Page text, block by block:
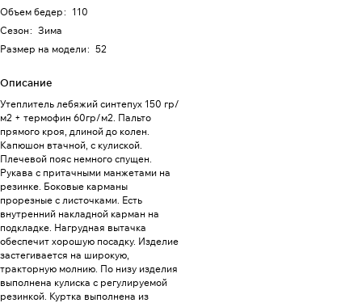
Объем бедер: 110
Сезон: Зима
Размер на модели: 52
Описание
Утеплитель лебяжий синтепух 150 гр/
м2 + термофин 60гр/м2. Пальто
прямого кроя, длиной до колен.
Капюшон втачной, с кулиской.
Плечевой пояс немного спущен.
Рукава с притачными манжетами на
резинке. Боковые карманы
прорезные с листочками. Есть
внутренний накладной карман на
подкладке. Нагрудная вытачка
обеспечит хорошую посадку. Изделие
застегивается на широкую,
тракторную молнию. По низу изделия
выполнена кулиска с регулируемой
резинкой. Куртка выполнена из